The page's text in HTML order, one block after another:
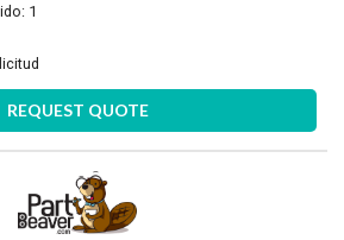
1
REQUEST QUOTE